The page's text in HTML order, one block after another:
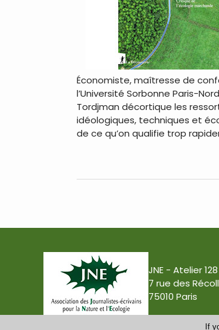
Économiste, maîtresse de
l’Université Sorbonne Paris-
Tordjman décortique les
idéologiques, techniques et
de ce qu’on qualifie trop
JNE - Atelier 128
7 rue des
75010 Paris
If